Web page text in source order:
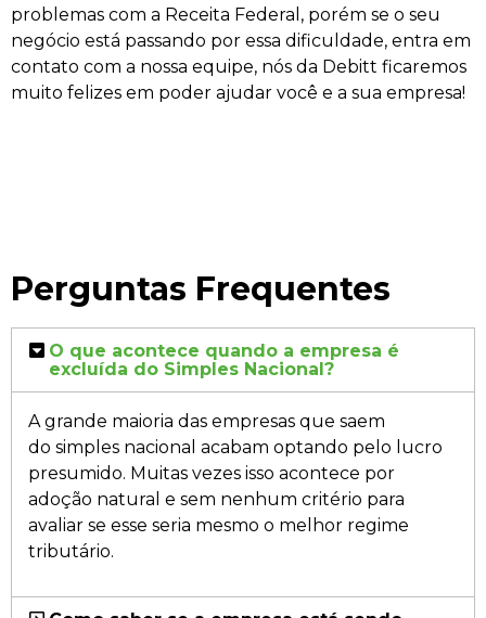
problemas com a Receita Federal, porém se o seu
negócio está passando por essa dificuldade, entra em
contato com a nossa equipe, nós da Debitt ficaremos
muito felizes em poder ajudar você e a sua empresa!
Perguntas Frequentes
O que acontece quando a empresa é
excluída do Simples Nacional?
A grande maioria das empresas que saem
do simples nacional acabam optando pelo lucro
presumido. Muitas vezes isso acontece por
adoção natural e sem nenhum critério para
avaliar se esse seria mesmo o melhor regime
tributário.